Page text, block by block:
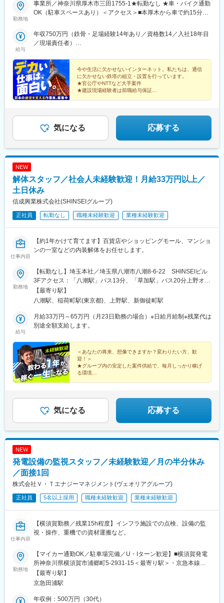
駅、木ノ下駅、甚目寺駅、川越富洲原駅、春田駅、長泉なめり
駅、古庄駅、芝川駅、富士岡駅、門出駅、関ケ原駅、千城台駅、
駅、上永谷駅、雑色駅、六町駅、港町駅、鮫洲駅、日進駅(北海
道)、丸亀駅、和田町駅、武蔵砂川駅、港南台駅、亀山駅(三重
ケ丘駅、久里浜駅、倉見駅、海老名駅(相模線)、当麻寺駅、美乃坂
本駅、本郷台駅、玉川学園前駅、古淵駅、京成高砂駅、社家駅、
足立小台駅、前平公園駅、大森台駅、梶原駅、魚住駅、向日町
駅、静岡駅、竹橋駅、横手駅、東村山駅、王子神谷駅、浅野駅、
木曽川駅、小牧駅、下麻生駅、園田駅、北池袋駅、野跡駅、大学
駅、宝塚駅、島氏永駅、北朝霞駅、徳島駅、大村駅(兵庫県)、三石
駅、五十鈴ケ丘駅、関下有知駅、相模湖駅、木津駅(兵庫県)、東青
山駅(三重県)、桜田門駅、外苑前駅、神谷町駅、高尾駅(東京都)、
久寿川駅、荒川一中前駅、武蔵小山駅、名古屋駅、塩釜口駅、中
野新橋駅、日暮里駅(舎人ライナー)、本駒込駅、東長崎駅、東門前
駅、竹芝駅、若松河田駅、亀戸水神駅、東尾久三丁目駅、大塚駅
(東京都)、宮前平駅、神楽坂駅、青物横丁駅、穴守稲荷駅、堀切
駅、茶屋ケ坂駅、末広町駅(東京都)、本郷駅(愛知県)、赤羽橋駅、
宮前駅、虎ノ門ヒルズ駅、原宿駅、立川北駅、銀座駅、福井駅、
尾久駅、浅草橋駅、ハーバーランド駅、清澄白河駅、東白楽駅、
早稲田駅(東京メトロ)、熊野前駅(舎人ライナー)、大塚駅前駅、牛
田駅(東京都)、本郷三丁目駅、鈴木町駅、栄町駅(東京都)、小川町
駅(東京都)、弁天橋駅、三田駅(東京都)
勤務地
事業所／神奈川県厚木市三田1755-1★転勤なし ★車・バイク通勤
OK（駐車スペースあり）＜アクセス＞■本厚木から車で約15分
駅下車すぐ※現場エリア／神奈川県中心に、東京都、千葉県、埼玉
県、茨城県、栃木県、群馬県といった首都圏と中部地方、そして
張の際は、宿泊費と交通費を全額会社負担します。※受動喫煙対
策：事務所内禁煙（喫煙ルームあり）
給与
年収750万円（鉄骨・足場経験14年あり／資格数14／入社18年目
／現場責任者）
今や生活に欠かせないインターネット。私たちは、通信
に欠かせない鉄塔の組立・設置を行っています。
★官公庁やNTTなど大手案件
★建設現場経験者は前職給与保証
気になる 応募する
NEW
解体スタッフ／社会人未経験歓迎！月給33万円以上／
土日休み
信成興業株式会社(SHINSEIグループ)
正社員 転勤なし 職種未経験歓迎 業種未経験歓迎
仕事内容
【約1年かけて育てます】百貨店やショッピングモール、マンショ
ンの一室などの内装解体をお任せします。
勤務地
【転勤なし】埼玉本社／埼玉県八潮市八潮8-6-22 SHINSEIビル
3Fアクセス：「八潮駅」バス13分、「草加駅」バス20分上野オフ
ィス／東京都台東区東上野5-4-19 第一佐藤ビル2Fアクセス：「稲
荷町駅」徒歩1分※転居を伴う転勤はありません。受動喫煙対策：
【最寄り駅】
八潮駅、稲荷町駅(東京都)、上野駅、新御徒町駅
給与
月給33万円～65万円（月23日勤務の場合）※日給月給制※残業代は
別途全額支給します。
＜あなたの将来、想像できますか？変わりたい方、歓
迎！＞
★グループ内の安定した案件供給で、毎月しっかり稼げ
る環境
気になる 応募する
NEW
発電設備の監視スタッフ／未経験歓迎／月の半分休み
／面接1回
株式会社Ｖ・Ｔエナジーマネジメント(ヴェオリアグループ)
正社員 5名以上採用 職種未経験歓迎 業種未経験歓迎
仕事内容
【横須賀勤務／残業15h程度】インフラ施設での点検、設備の監
視・操作、重機での資材運搬など。
勤務地
【マイカー通勤OK／駐車場完備／U・Iターン歓迎】■横須賀発電
所神奈川県横須賀市浦郷町5-2931-15＜最寄り駅＞・京急本線
「追浜駅」・JR横須賀線「田浦駅」◎マイカー通勤OK！バイクや
自転車通勤の方もいます。◎公共交通機関だとバスが便利！「深
代を補助します）※受動喫煙対策：あり（屋内全面禁煙）※転勤は
【最寄り駅】
京急田浦駅
年収例：500万円（30代）